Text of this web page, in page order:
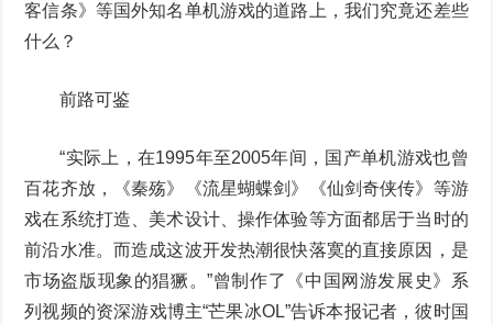
客信条》等国外知名单机游戏的道路上，我们究竟还差些
什么？
前路可鉴
“实际上，在1995年至2005年间，国产单机游戏也曾
百花齐放，《秦殇》《流星蝴蝶剑》《仙剑奇侠传》等游
戏在系统打造、美术设计、操作体验等方面都居于当时的
前沿水准。而造成这波开发热潮很快落寞的直接原因，是
市场盗版现象的猖獗。”曾制作了《中国网游发展史》系
列视频的资深游戏博主“芒果冰OL”告诉本报记者，彼时国